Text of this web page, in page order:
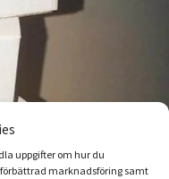
uppgifter om hur du
marknadsföring samt